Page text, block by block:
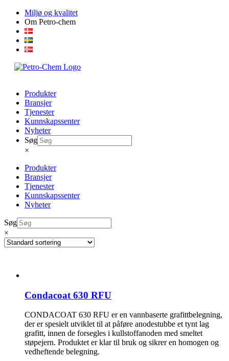
Skip
content
Miljø og kvalitet
Om Petro-chem
Produkter
Bransjer
Tjenester
Kunnskapssenter
Nyheter
Søg
×
Produkter
Bransjer
Tjenester
Kunnskapssenter
Nyheter
Søg
×
Condacoat 630 RFU
CONDACOAT 630 RFU er en vannbaserte grafittbelegning,
der er spesielt utviklet til at påføre anodestubbe et tynt lag
grafitt, innen de forsegles i kullstoffanoden med smeltet
støpejern. Produktet er klar til bruk og sikrer en homogen og
vedheftende belegning.